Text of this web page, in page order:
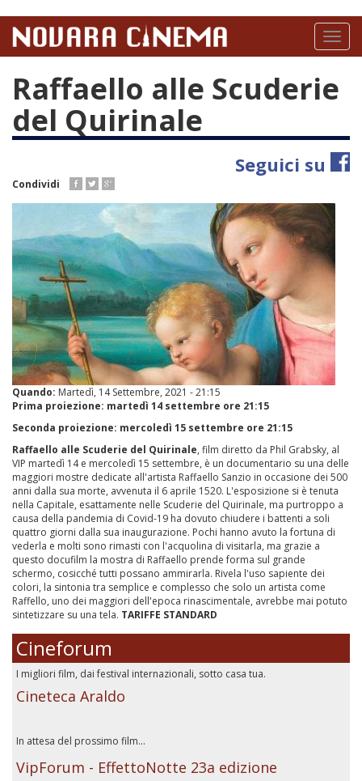
contenuto
Toggle
Raffaello alle Scuderie
del Quirinale
Seguici su
Condividi
Quando: Martedì, 14 Settembre, 2021 - 21:15
Prima proiezione: martedì 14 settembre ore 21:15
Seconda proiezione: mercoledì 15 settembre ore 21:15
Raffaello alle Scuderie del Quirinale, film diretto da Phil Grabsky, al
VIP martedì 14 e mercoledì 15 settembre, è un documentario su una delle
maggiori mostre dedicate all'artista Raffaello Sanzio in occasione dei 500
anni dalla sua morte, avvenuta il 6 aprile 1520. L'esposizione si è tenuta
nella Capitale, esattamente nelle Scuderie del Quirinale, ma purtroppo a
causa della pandemia di Covid-19 ha dovuto chiudere i battenti a soli
quattro giorni dalla sua inaugurazione. Pochi hanno avuto la fortuna di
vederla e molti sono rimasti con l'acquolina di visitarla, ma grazie a
questo docufilm la mostra di Raffaello prende forma sul grande
schermo, cosicché tutti possano ammirarla. Rivela l'uso sapiente dei
colori, la sintonia tra semplice e complesso che solo un artista come
Raffello, uno dei maggiori dell'epoca rinascimentale, avrebbe mai potuto
sintetizzare su una tela. TARIFFE STANDARD
Cineforum
I migliori film, dai festival internazionali, sotto casa tua.
Cineteca Araldo
In attesa del prossimo film...
VipForum - EffettoNotte 23a edizione